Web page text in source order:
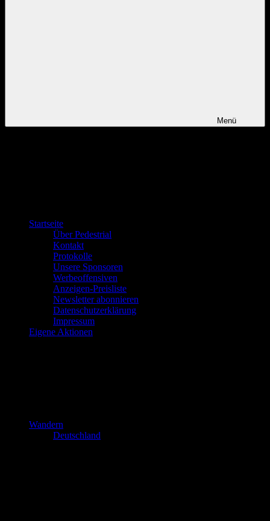
Menü
Startseite
Über Pedestrial
Kontakt
Protokolle
Unsere Sponsoren
Werbeoffensiven
Anzeigen-Preisliste
Newsletter abonnieren
Datenschutzerklärung
Impressum
Eigene Aktionen
Wandern
Deutschland